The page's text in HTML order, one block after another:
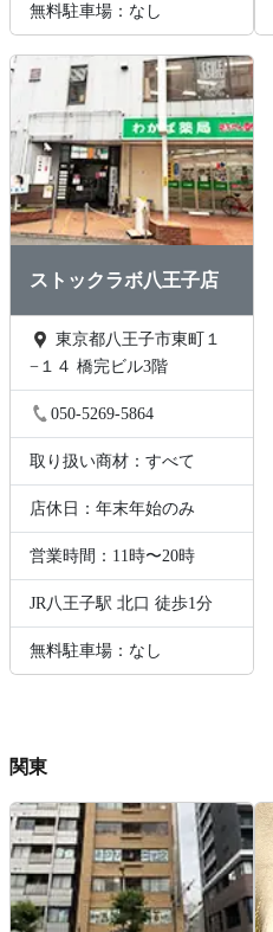
無料駐車場：なし
ストックラボ八王子店
−１４ 橋完ビル3階
050-5269-5864
取り扱い商材：すべて
店休日：年末年始のみ
営業時間：11時〜20時
JR八王子駅 北口 徒歩1分
無料駐車場：なし
関東